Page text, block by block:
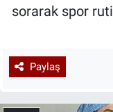
sorarak spor
Paylaş